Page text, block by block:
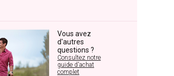
Vous avez
d'autres
questions ?
Consultez notre
guide d'achat
complet